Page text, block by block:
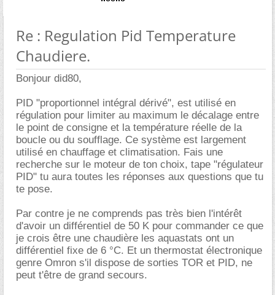
Re : Regulation Pid Temperature
Chaudiere.
Bonjour did80,
PID "proportionnel intégral dérivé", est utilisé en
régulation pour limiter au maximum le décalage entre
le point de consigne et la température réelle de la
boucle ou du soufflage. Ce système est largement
utilisé en chauffage et climatisation. Fais une
recherche sur le moteur de ton choix, tape "régulateur
PID" tu aura toutes les réponses aux questions que tu
te pose.
Par contre je ne comprends pas très bien l'intérêt
d'avoir un différentiel de 50 K pour commander ce que
je crois être une chaudière les aquastats ont un
différentiel fixe de 6 °C. Et un thermostat électronique
genre Omron s'il dispose de sorties TOR et PID, ne
peut t'être de grand secours.